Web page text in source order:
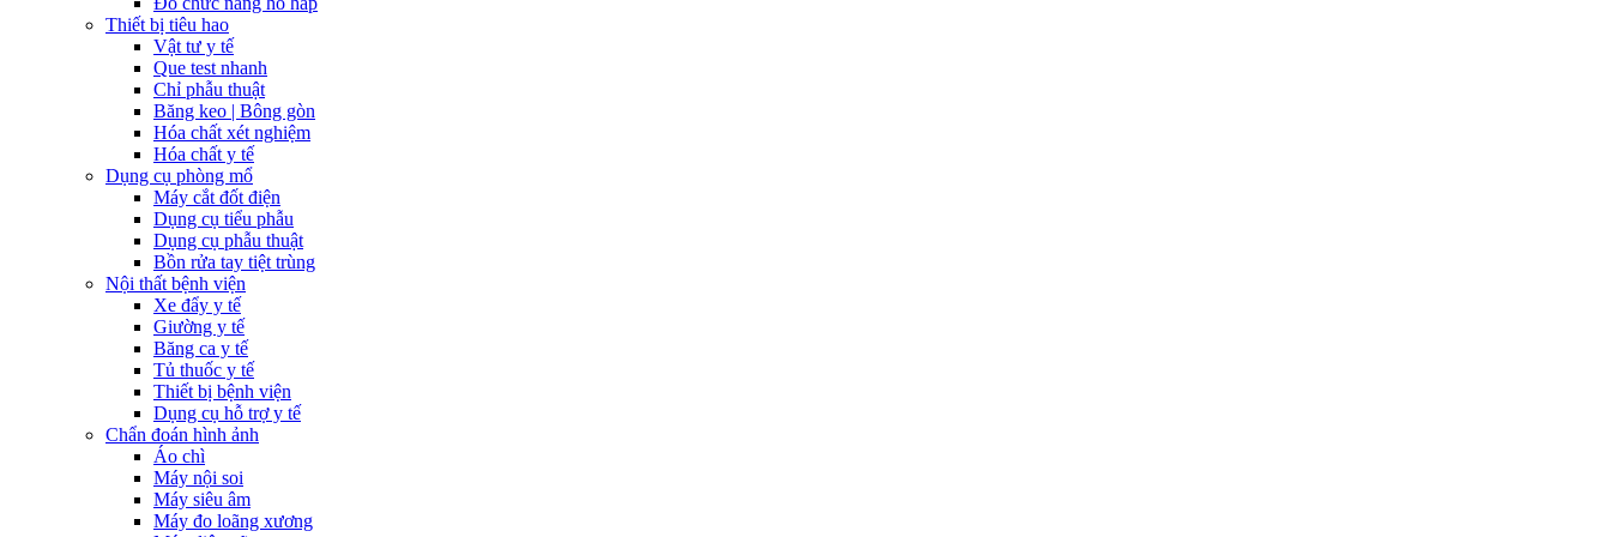
Thiết bị tiêu hao
Vật tư y tế
Que test nhanh
Chỉ phẫu thuật
Băng keo | Bông gòn
Hóa chất xét nghiệm
Hóa chất y tế
Dụng cụ phòng mổ
Máy cắt đốt điện
Dụng cụ tiểu phẫu
Dụng cụ phẫu thuật
Bồn rửa tay tiệt trùng
Nội thất bệnh viện
Xe đẩy y tế
Giường y tế
Băng ca y tế
Tủ thuốc y tế
Thiết bị bệnh viện
Dụng cụ hỗ trợ y tế
Chẩn đoán hình ảnh
Áo chì
Máy nội soi
Máy siêu âm
Máy đo loãng xương